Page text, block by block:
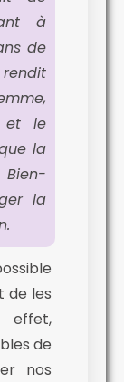
à
de
et le
la
la
de les
effet,
de
nos